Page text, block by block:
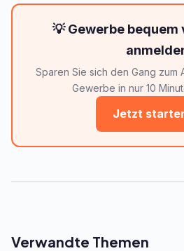
💡 Gewerbe bequem
Sparen Sie sich den Gang zum
Gewerbe in nur 10
Jetzt
Verwandte Themen